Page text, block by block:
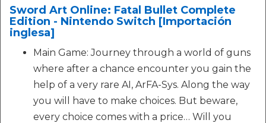
Sword Art Online: Fatal Bullet Complete
Edition - Nintendo Switch [Importación
inglesa]
Main Game: Journey through a world of guns
where after a chance encounter you gain the
help of a very rare AI, ArFA-Sys. Along the way
you will have to make choices. But beware,
every choice comes with a price… Will you